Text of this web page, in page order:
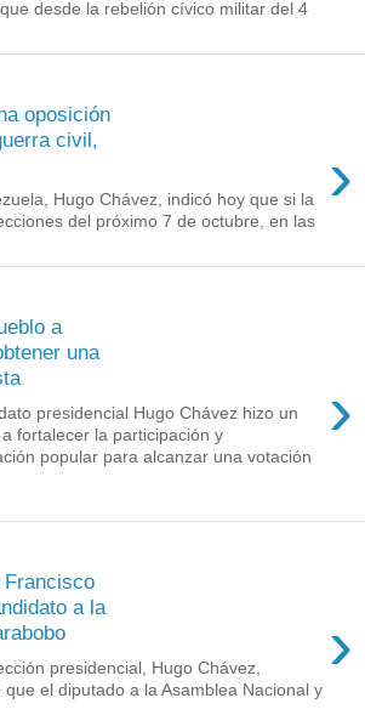
desde la rebelión cívico militar del 4
oposición
civil,
›
Hugo Chávez, indicó hoy que si la
del próximo 7 de octubre, en las
a
una
›
presidencial Hugo Chávez hizo un
fortalecer la participación y
popular para alcanzar una votación
a la
›
presidencial, Hugo Chávez,
el diputado a la Asamblea Nacional y